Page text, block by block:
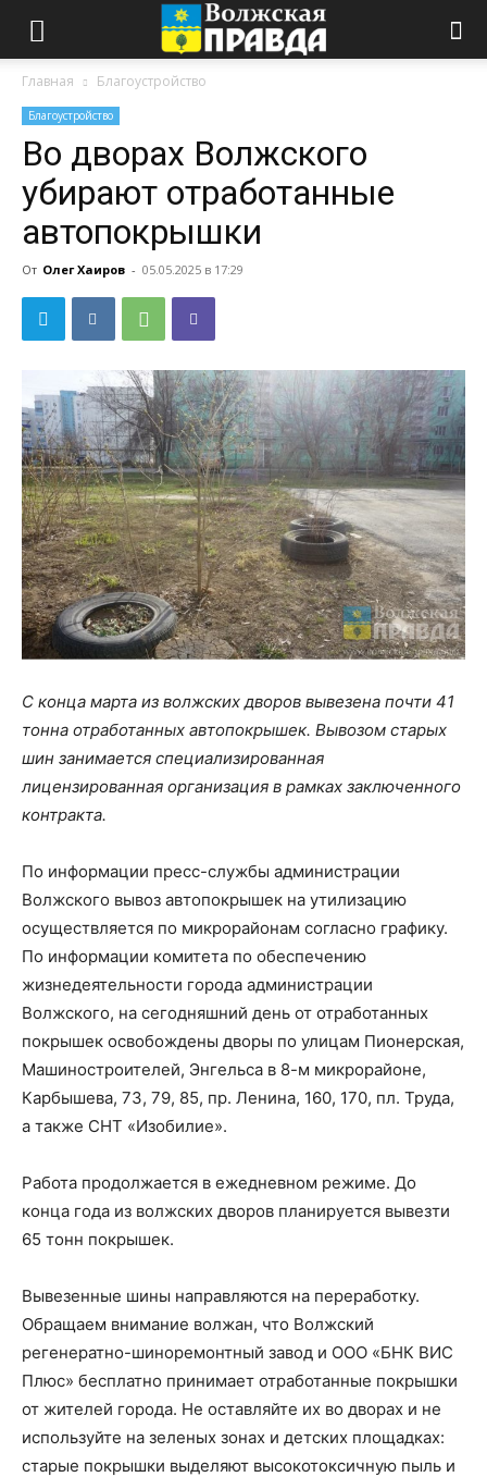
Главная Благоустройство
Благоустройство
Во дворах Волжского
убирают отработанные
автопокрышки
От Олег Хаиров - 05.05.2025 в 17:29
С конца марта из волжских дворов вывезена почти 41
тонна отработанных автопокрышек. Вывозом старых
шин занимается специализированная
лицензированная организация в рамках заключенного
контракта.
По информации пресс-службы администрации
Волжского вывоз автопокрышек на утилизацию
осуществляется по микрорайонам согласно графику.
По информации комитета по обеспечению
жизнедеятельности города администрации
Волжского, на сегодняшний день от отработанных
покрышек освобождены дворы по улицам Пионерская,
Машиностроителей, Энгельса в 8-м микрорайоне,
Карбышева, 73, 79, 85, пр. Ленина, 160, 170, пл. Труда,
а также СНТ «Изобилие».
Работа продолжается в ежедневном режиме. До
конца года из волжских дворов планируется вывезти
65 тонн покрышек.
Вывезенные шины направляются на переработку.
Обращаем внимание волжан, что Волжский
регенератно-шиноремонтный завод и ООО «БНК ВИС
Плюс» бесплатно принимает отработанные покрышки
от жителей города. Не оставляйте их во дворах и не
используйте на зеленых зонах и детских площадках:
старые покрышки выделяют высокотоксичную пыль и